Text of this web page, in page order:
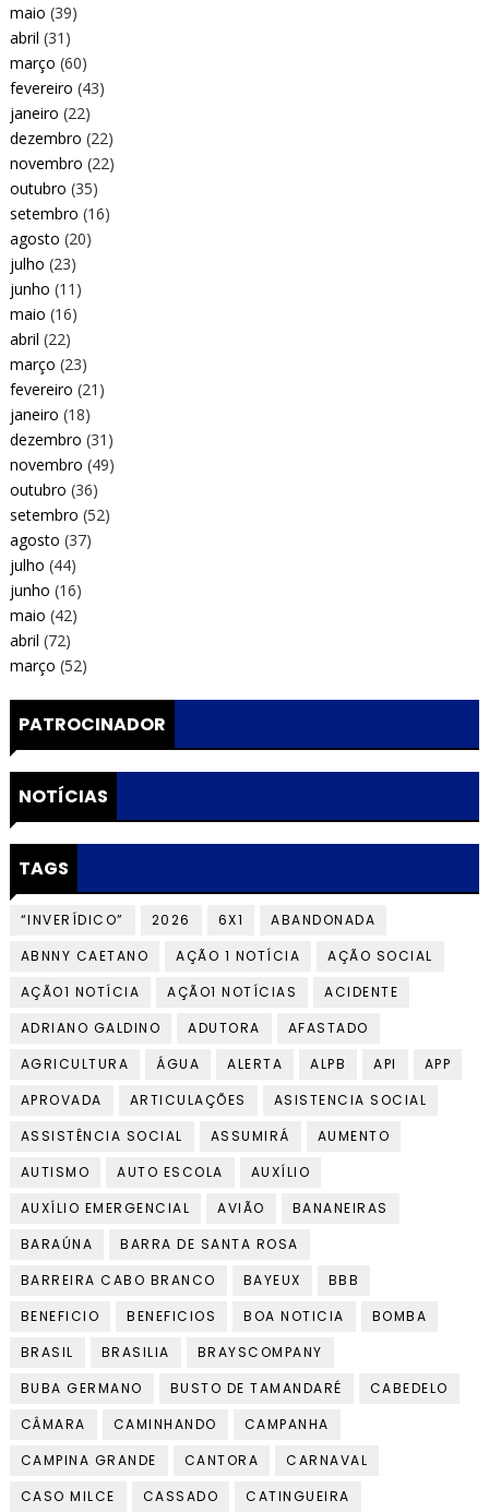
maio (39)
abril (31)
março (60)
fevereiro (43)
janeiro (22)
dezembro (22)
novembro (22)
outubro (35)
setembro (16)
agosto (20)
julho (23)
junho (11)
maio (16)
abril (22)
março (23)
fevereiro (21)
janeiro (18)
dezembro (31)
novembro (49)
outubro (36)
setembro (52)
agosto (37)
julho (44)
junho (16)
maio (42)
abril (72)
março (52)
PATROCINADOR
NOTÍCIAS
TAGS
“INVERÍDICO” 2026 6X1
ABANDONADA
ABNNY CAETANO
AÇÃO 1 NOTÍCIA
AÇÃO SOCIAL
AÇÃO1 NOTÍCIA
AÇÃO1 NOTÍCIAS
ACIDENTE
ADRIANO GALDINO
ADUTORA
AFASTADO
AGRICULTURA
ÁGUA ALERTA ALPB API
APP
APROVADA
ARTICULAÇÕES
ASISTENCIA SOCIAL
ASSISTÊNCIA SOCIAL
ASSUMIRÁ
AUMENTO
AUTISMO
AUTO ESCOLA
AUXÍLIO
AUXÍLIO EMERGENCIAL
AVIÃO
BANANEIRAS
BARAÚNA
BARRA DE SANTA ROSA
BARREIRA CABO BRANCO
BAYEUX
BBB
BENEFICIO
BENEFICIOS BOA NOTICIA
BOMBA
BRASIL
BRASILIA
BRAYSCOMPANY
BUBA GERMANO
BUSTO DE TAMANDARÉ
CABEDELO
CÂMARA
CAMINHANDO
CAMPANHA
CAMPINA GRANDE
CANTORA
CARNAVAL
CASO MILCE
CASSADO CATINGUEIRA